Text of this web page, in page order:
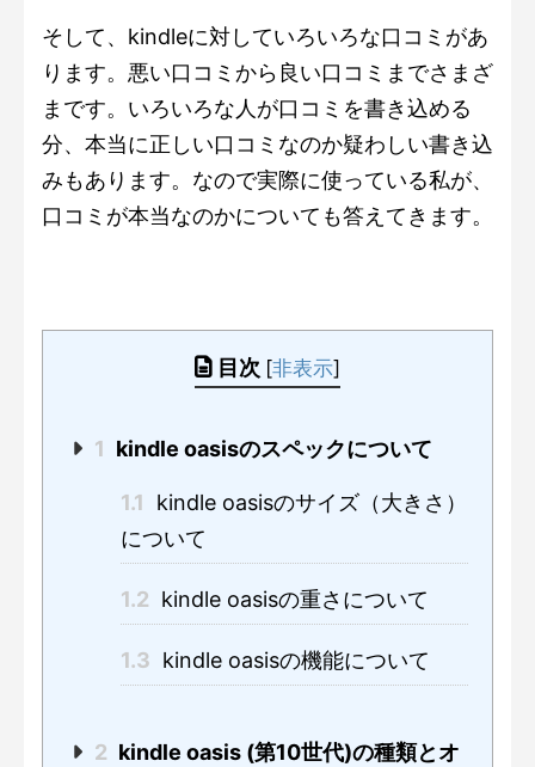
そして、kindleに対していろいろな口コミがあ
ります。悪い口コミから良い口コミまでさまざ
まです。いろいろな人が口コミを書き込める
分、本当に正しい口コミなのか疑わしい書き込
みもあります。なので実際に使っている私が、
口コミが本当なのかについても答えてきます。
目次 [非表示]
1 kindle oasisのスペックについて
1.1
kindle oasisのサイズ（大きさ）
について
1.2 kindle oasisの重さについて
1.3 kindle oasisの機能について
2 kindle oasis (第10世代)の種類とオ